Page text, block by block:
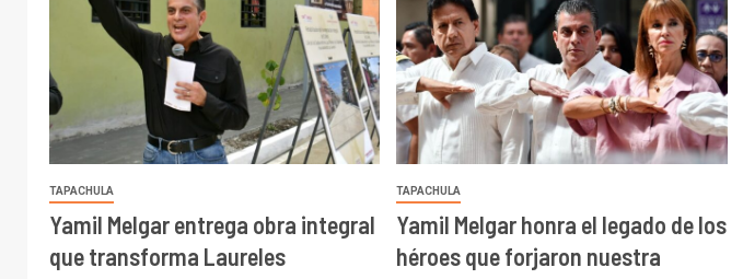
TAPACHULA
Yamil Melgar entrega obra integral
que transforma Laureles
TAPACHULA
Yamil Melgar honra el legado de los
héroes que forjaron nuestra